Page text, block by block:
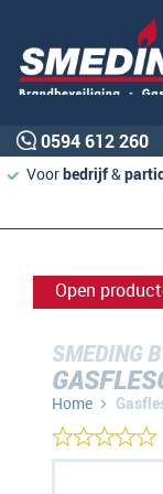
0594 612 260
Voorbedrijf&
Open
SMEDING
Home
Ga